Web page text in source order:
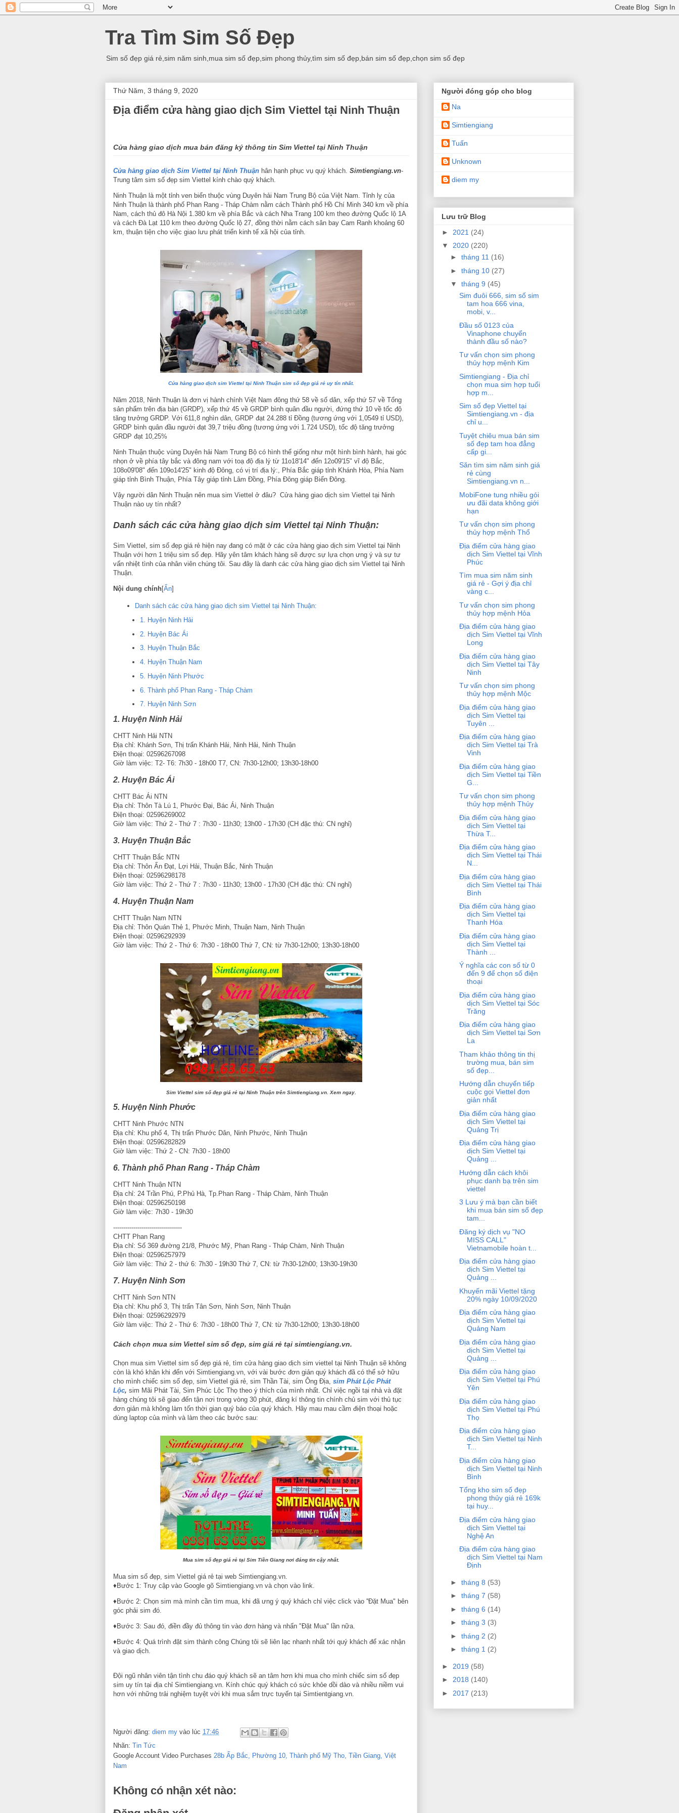
Tra Tìm Sim Số Đẹp
Sim số đẹp giá rẻ,sim năm sinh,mua sim số đẹp,sim phong thủy,tìm sim số đẹp,bán sim số đẹp,chọn sim số đẹp
Thứ Năm, 3 tháng 9, 2020
Địa điểm cửa hàng giao dịch Sim Viettel tại Ninh Thuận
Cửa hàng giao dịch mua bán đăng ký thông tin Sim Viettel tại Ninh Thuận
Cửa hàng giao dịch Sim Viettel tại Ninh Thuận hân hạnh phục vụ quý khách. Simtiengiang.vn-
Trung tâm sim số đẹp sim Viettel kính chào quý khách.
Ninh Thuận là một tỉnh ven biển thuộc vùng Duyên hải Nam Trung Bộ của Việt Nam. Tỉnh lỵ của
Ninh Thuận là thành phố Phan Rang - Tháp Chàm nằm cách Thành phố Hồ Chí Minh 340 km về phía
Nam, cách thủ đô Hà Nội 1.380 km về phía Bắc và cách Nha Trang 100 km theo đường Quốc lộ 1A
và cách Đà Lạt 110 km theo đường Quốc lộ 27, đồng thời nằm cách sân bay Cam Ranh khoảng 60
km, thuận tiện cho việc giao lưu phát triển kinh tế xã hội của tỉnh.
Cửa hàng giao dịch sim Viettel tại Ninh Thuận sim số đẹp giá rẻ uy tín nhất.
Năm 2018, Ninh Thuận là đơn vị hành chính Việt Nam đông thứ 58 về số dân, xếp thứ 57 về Tổng
sản phẩm trên địa bàn (GRDP), xếp thứ 45 về GRDP bình quân đầu người, đứng thứ 10 về tốc độ
tăng trưởng GRDP. Với 611,8 nghìn dân, GRDP đạt 24.288 tỉ Đồng (tương ứng với 1,0549 tỉ USD),
GRDP bình quân đầu người đạt 39,7 triệu đồng (tương ứng với 1.724 USD), tốc độ tăng trưởng
GRDP đạt 10,25%
Ninh Thuận thuộc vùng Duyên hải Nam Trung Bộ có hình thể giống như một hình bình hành, hai góc
nhọn ở về phía tây bắc và đông nam với toạ độ địa lý từ 11o18'14" đến 12o09'15" vĩ độ Bắc,
108o09'08" đến 109o14'25" kinh độ Ðông, có vị trí địa lý:, Phía Bắc giáp tỉnh Khánh Hòa, Phía Nam
giáp tỉnh Bình Thuận, Phía Tây giáp tỉnh Lâm Đồng, Phía Đông giáp Biển Đông.
Vậy người dân Ninh Thuận nên mua sim Viettel ở đâu? Cửa hàng giao dịch sim Viettel tại Ninh
Thuận nào uy tín nhất?
Danh sách các cửa hàng giao dịch sim Viettel tại Ninh Thuận:
Sim Viettel, sim số đẹp giá rẻ hiện nay đang có mặt ở các cửa hàng giao dịch sim Viettel tại Ninh
Thuận với hơn 1 triệu sim số đẹp. Hãy yên tâm khách hàng sẽ được sự lựa chọn ưng ý và sự tư
vấn nhiệt tình của nhân viên chúng tôi. Sau đây là danh các cửa hàng giao dịch sim Viettel tại Ninh
Thuận.
Nội dung chính[Ẩn]
Danh sách các cửa hàng giao dịch sim Viettel tại Ninh Thuận:
1. Huyện Ninh Hải
2. Huyện Bác Ái
3. Huyện Thuận Bắc
4. Huyện Thuận Nam
5. Huyện Ninh Phước
6. Thành phố Phan Rang - Tháp Chàm
7. Huyện Ninh Sơn
1. Huyện Ninh Hải
CHTT Ninh Hải NTN
Địa chỉ: Khánh Sơn, Thị trấn Khánh Hải, Ninh Hải, Ninh Thuận
Điện thoại: 02596267098
Giờ làm việc: T2- T6: 7h30 - 18h00 T7, CN: 7h30-12h00; 13h30-18h00
2. Huyện Bác Ái
CHTT Bác Ái NTN
Địa chỉ: Thôn Tà Lú 1, Phước Đại, Bác Ái, Ninh Thuận
Điện thoại: 02596269002
Giờ làm việc: Thứ 2 - Thứ 7 : 7h30 - 11h30; 13h00 - 17h30 (CH đặc thù: CN nghỉ)
3. Huyện Thuận Bắc
CHTT Thuận Bắc NTN
Địa chỉ: Thôn Ấn Đạt, Lợi Hải, Thuận Bắc, Ninh Thuận
Điện thoại: 02596298178
Giờ làm việc: Thứ 2 - Thứ 7 : 7h30 - 11h30; 13h00 - 17h30 (CH đặc thù: CN nghỉ)
4. Huyện Thuận Nam
CHTT Thuận Nam NTN
Địa chỉ: Thôn Quán Thẻ 1, Phước Minh, Thuận Nam, Ninh Thuận
Điện thoại: 02596292939
Giờ làm việc: Thứ 2 - Thứ 6: 7h30 - 18h00 Thứ 7, CN: từ 7h30-12h00; 13h30-18h00
Sim Viettel sim số đẹp giá rẻ tại Ninh Thuận trên Simtiengiang.vn. Xem ngay.
5. Huyện Ninh Phước
CHTT Ninh Phước NTN
Địa chỉ: Khu phố 4, Thị trấn Phước Dân, Ninh Phước, Ninh Thuận
Điện thoại: 02596282829
Giờ làm việc: Thứ 2 - CN: 7h30 - 18h00
6. Thành phố Phan Rang - Tháp Chàm
CHTT Ninh Thuận NTN
Địa chỉ: 24 Trần Phú, P.Phủ Hà, Tp.Phan Rang - Tháp Chàm, Ninh Thuận
Điện thoại: 02596250198
Giờ làm việc: 7h30 - 19h30
----------------------------------
CHTT Phan Rang
Địa chỉ: Số 369 đường 21/8, Phước Mỹ, Phan Rang - Tháp Chàm, Ninh Thuận
Điện thoại: 02596257979
Giờ làm việc: Thứ 2 - thứ 6: 7h30 - 19h30 Thứ 7, CN: từ 7h30-12h00; 13h30-19h30
7. Huyện Ninh Sơn
CHTT Ninh Sơn NTN
Địa chỉ: Khu phố 3, Thị trấn Tân Sơn, Ninh Sơn, Ninh Thuận
Điện thoại: 02596292979
Giờ làm việc: Thứ 2 - Thứ 6: 7h30 - 18h00 Thứ 7, CN: từ 7h30-12h00; 13h30-18h00
Cách chọn mua sim Viettel sim số đẹp, sim giá rẻ tại simtiengiang.vn.
Chọn mua sim Viettel sim số đẹp giá rẻ, tìm cửa hàng giao dịch sim viettel tại Ninh Thuận sẽ không
còn là khó khăn khi đến với Simtiengiang.vn, với vài bước đơn giản quý khách đã có thể sở hữu
cho mình chiếc sim số đẹp, sim Viettel giá rẻ, sim Thần Tài, sim Ông Địa, sim Phát Lộc Phát
Lộc, sim Mãi Phát Tài, Sim Phúc Lộc Thọ theo ý thích của mình nhất. Chỉ việc ngồi tại nhà và đặt
hàng chúng tôi sẽ giao đến tận nơi trong vòng 30 phút, đăng kí thông tin chính chủ sim với thủ tục
đơn giản mà không làm tốn thời gian quý báo của quý khách. Hãy mau mau cầm điện thoại hoặc
dùng laptop của mình và làm theo các bước sau:
Mua sim số đẹp giá rẻ tại Sim Tiền Giang nơi đáng tin cậy nhất.
Mua sim số đẹp, sim Viettel giá rẻ tại web Simtiengiang.vn.
♦Bước 1: Truy cập vào Google gõ Simtiengiang.vn và chọn vào link.
♦Bước 2: Chọn sim mà mình cần tìm mua, khi đã ưng ý quý khách chỉ việc click vào ''Đặt Mua" bên
góc phải sim đó.
♦Bước 3: Sau đó, điền đầy đủ thông tin vào đơn hàng và nhấn "Đặt Mua" lần nữa.
♦Bước 4: Quá trình đặt sim thành công Chúng tôi sẽ liên lạc nhanh nhất tới quý khách để xác nhận
và giao dịch.
Đội ngũ nhân viên tận tình chu đáo quý khách sẽ an tâm hơn khi mua cho mình chiếc sim số đẹp
sim uy tín tại địa chỉ Simtiengiang.vn. Kính chúc quý khách có sức khỏe dồi dào và nhiều niềm vui
hơn với những trải nghiệm tuyệt vời khi mua sắm trực tuyến tại Simtientgiang.vn.
Người đăng: diem my vào lúc 17:46
Nhãn: Tin Tức
Google Account Video Purchases 28b Ấp Bắc, Phường 10, Thành phố Mỹ Tho, Tiền Giang, Việt
Nam
Không có nhận xét nào:
Người đóng góp cho blog
Na
Simtiengiang
Tuấn
Unknown
diem my
Lưu trữ Blog
► 2021 (24)
▼ 2020 (220)
► tháng 11 (16)
► tháng 10 (27)
▼ tháng 9 (45)
Sim đuôi 666, sim số sim
tam hoa 666 vina,
mobi, v...
Đầu số 0123 của
Vinaphone chuyển
thành đầu số nào?
Tư vấn chọn sim phong
thủy hợp mệnh Kim
Simtiengiang - Địa chỉ
chọn mua sim hợp tuổi
hợp m...
Sim số đẹp Viettel tại
Simtiengiang.vn - địa
chỉ u...
Tuyệt chiêu mua bán sim
số đẹp tam hoa đẳng
cấp gi...
Săn tìm sim năm sinh giá
rẻ cùng
Simtiengiang.vn n...
MobiFone tung nhiều gói
ưu đãi data không giới
hạn
Tư vấn chọn sim phong
thủy hợp mệnh Thổ
Địa điểm cửa hàng giao
dịch Sim Viettel tại Vĩnh
Phúc
Tìm mua sim năm sinh
giá rẻ - Gợi ý địa chỉ
vàng c...
Tư vấn chọn sim phong
thủy hợp mệnh Hỏa
Địa điểm cửa hàng giao
dịch Sim Viettel tại Vĩnh
Long
Địa điểm cửa hàng giao
dịch Sim Viettel tại Tây
Ninh
Tư vấn chọn sim phong
thủy hợp mệnh Mộc
Địa điểm cửa hàng giao
dịch Sim Viettel tại
Tuyên ...
Địa điểm cửa hàng giao
dịch Sim Viettel tại Trà
Vinh
Địa điểm cửa hàng giao
dịch Sim Viettel tại Tiền
G...
Tư vấn chọn sim phong
thủy hợp mệnh Thủy
Địa điểm cửa hàng giao
dịch Sim Viettel tại
Thừa T...
Địa điểm cửa hàng giao
dịch Sim Viettel tại Thái
N...
Địa điểm cửa hàng giao
dịch Sim Viettel tại Thái
Bình
Địa điểm cửa hàng giao
dịch Sim Viettel tại
Thanh Hóa
Địa điểm cửa hàng giao
dịch Sim Viettel tại
Thành ...
Ý nghĩa các con số từ 0
đến 9 để chọn số điện
thoại
Địa điểm cửa hàng giao
dịch Sim Viettel tại Sóc
Trăng
Địa điểm cửa hàng giao
dịch Sim Viettel tại Sơn
La
Tham khảo thông tin thị
trường mua, bán sim
số đẹp...
Hướng dẫn chuyển tiếp
cuộc gọi Viettel đơn
giản nhất
Địa điểm cửa hàng giao
dịch Sim Viettel tại
Quảng Trị
Địa điểm cửa hàng giao
dịch Sim Viettel tại
Quảng ...
Hướng dẫn cách khôi
phục danh bạ trên sim
viettel
3 Lưu ý mà bạn cần biết
khi mua bán sim số đẹp
tam...
Đăng ký dịch vụ "NO
MISS CALL"
Vietnamobile hoàn t...
Địa điểm cửa hàng giao
dịch Sim Viettel tại
Quảng ...
Khuyến mãi Viettel tặng
20% ngày 10/09/2020
Địa điểm cửa hàng giao
dịch Sim Viettel tại
Quảng Nam
Địa điểm cửa hàng giao
dịch Sim Viettel tại
Quảng ...
Địa điểm cửa hàng giao
dịch Sim Viettel tại Phú
Yên
Địa điểm cửa hàng giao
dịch Sim Viettel tại Phú
Thọ
Địa điểm cửa hàng giao
dịch Sim Viettel tại Ninh
T...
Địa điểm cửa hàng giao
dịch Sim Viettel tại Ninh
Bình
Tổng kho sim số đẹp
phong thủy giá rẻ 169k
tại huy...
Địa điểm cửa hàng giao
dịch Sim Viettel tại
Nghệ An
Địa điểm cửa hàng giao
dịch Sim Viettel tại Nam
Định
► tháng 8 (53)
► tháng 7 (58)
► tháng 6 (14)
► tháng 3 (3)
► tháng 2 (2)
► tháng 1 (2)
► 2019 (58)
► 2018 (140)
► 2017 (213)